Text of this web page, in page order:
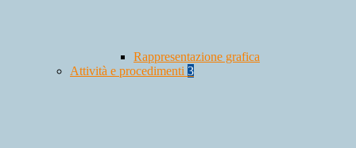
Rappresentazione grafica
Attività e procedimenti 3